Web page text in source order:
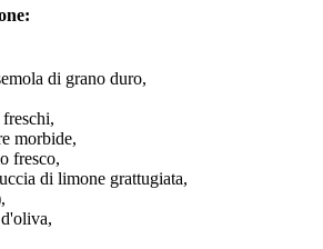
di grano duro,
morbide,
fresco,
di limone grattugiata,